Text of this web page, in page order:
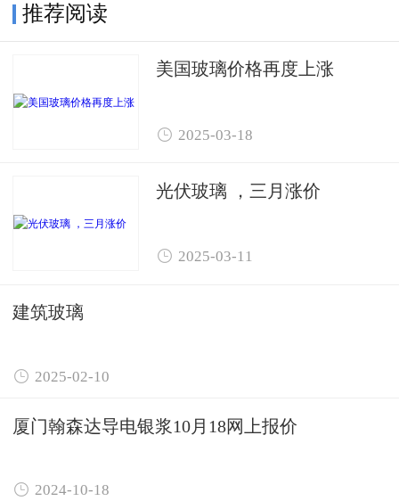
推荐阅读
美国玻璃价格再度上涨
 2025-03-18
光伏玻璃 ，三月涨价
 2025-03-11
建筑玻璃
 2025-02-10
厦门翰森达导电银浆10月18网上报价
 2024-10-18